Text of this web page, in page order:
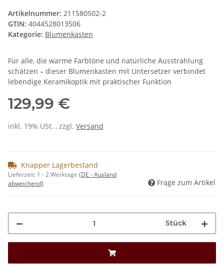
Artikelnummer: 211580502-2
GTIN: 4044528013506
Kategorie: Blumenkasten
Für alle, die warme Farbtöne und natürliche Ausstrahlung
schätzen – dieser Blumenkasten mit Untersetzer verbindet
lebendige Keramikoptik mit praktischer Funktion
129,99 €
inkl. 19% USt. , zzgl. Versand
Knapper Lagerbestand
Lieferzeit: 1 - 2 Werktage (DE - Ausland
abweichend)
Frage zum Artikel
Stück